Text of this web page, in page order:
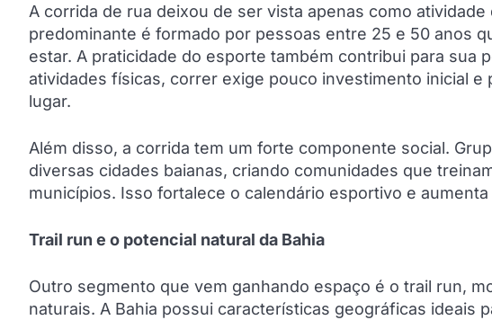
A corrida de rua deixou de ser vista apenas como
predominante é formado por pessoas entre 25 e 50 anos
estar. A praticidade do esporte também contribui para sua
atividades físicas, correr exige pouco investimento inicial
lugar.
Além disso, a corrida tem um forte componente social.
diversas cidades baianas, criando comunidades que
municípios. Isso fortalece o calendário esportivo e
Trail run e o potencial natural da Bahia
Outro segmento que vem ganhando espaço é o trail run,
naturais. A Bahia possui características geográficas ideais